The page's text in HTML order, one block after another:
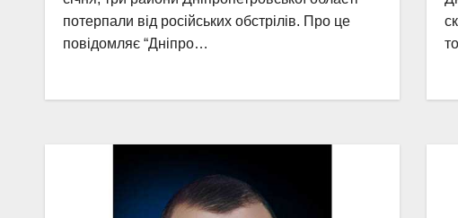
потерпали від російських обстрілів. Про це
повідомляє “Дніпро…